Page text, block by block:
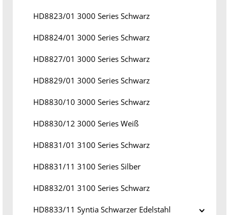
HD8823/01 3000 Series Schwarz
HD8824/01 3000 Series Schwarz
HD8827/01 3000 Series Schwarz
HD8829/01 3000 Series Schwarz
HD8830/10 3000 Series Schwarz
HD8830/12 3000 Series Weiß
HD8831/01 3100 Series Schwarz
HD8831/11 3100 Series Silber
HD8832/01 3100 Series Schwarz
HD8833/11 Syntia Schwarzer Edelstahl